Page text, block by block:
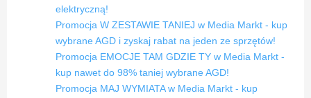
elektryczną!
Promocja W ZESTAWIE TANIEJ w Media Markt - kup
wybrane AGD i zyskaj rabat na jeden ze sprzętów!
Promocja EMOCJE TAM GDZIE TY w Media Markt -
kup nawet do 98% taniej wybrane AGD!
Promocja MAJ WYMIATA w Media Markt - kup